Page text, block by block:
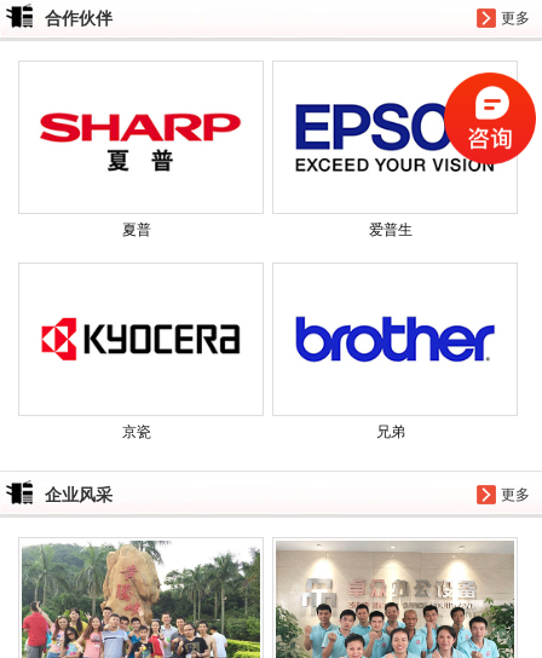
更多
合作伙伴
夏普 爱普生
京瓷 兄弟
更多
企业风采